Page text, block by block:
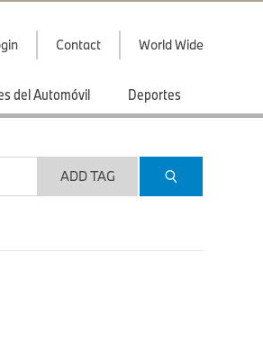
Contact World Wide
del Automóvil Deportes
ADD TAG